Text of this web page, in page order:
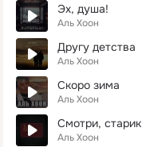
Эх, душа!
Аль Хоон
Другу детства
Аль Хоон
Скоро зима
Аль Хоон
Смотри, старик
Аль Хоон